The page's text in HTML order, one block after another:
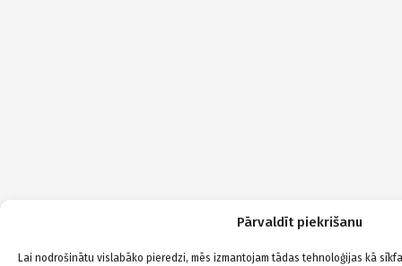
Pārvaldīt piekrišanu
Lai nodrošinātu vislabāko pieredzi, mēs izmantojam tādas tehnoloģijas kā